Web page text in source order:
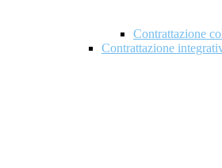
Contrattazione
Contrattazione